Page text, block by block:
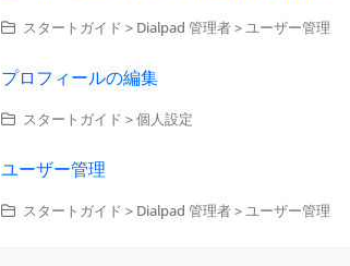
スタートガイド > Dialpad 管理者 > ユーザー管理
プロフィールの編集
スタートガイド > 個人設定
ユーザー管理
スタートガイド > Dialpad 管理者 > ユーザー管理